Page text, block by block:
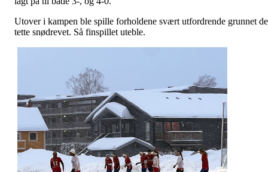
Utover i kampen ble spille forholdene svært utfordrende grunnet
tette snødrevet. Så finspillet uteble.